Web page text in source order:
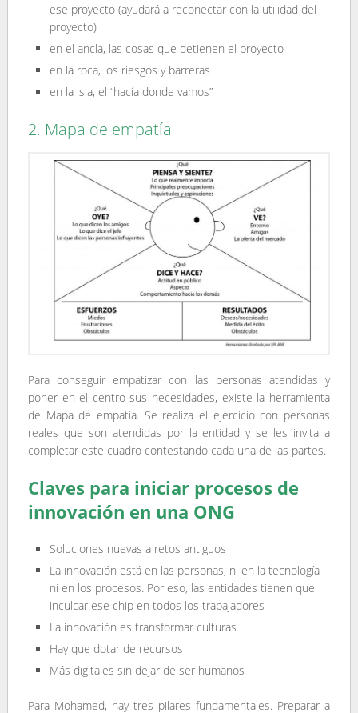
ese proyecto (ayudará a reconectar con la utilidad del
proyecto)
en el ancla, las cosas que detienen el proyecto
en la roca, los riesgos y barreras
en la isla, el “hacía donde vamos”
2. Mapa de empatía
Para conseguir empatizar con las personas atendidas y
poner en el centro sus necesidades, existe la herramienta
de Mapa de empatía. Se realiza el ejercicio con personas
reales que son atendidas por la entidad y se les invita a
completar este cuadro contestando cada una de las partes.
Claves para iniciar procesos de
innovación en una ONG
Soluciones nuevas a retos antiguos
La innovación está en las personas, ni en la tecnología
ni en los procesos. Por eso, las entidades tienen que
inculcar ese chip en todos los trabajadores
La innovación es transformar culturas
Hay que dotar de recursos
Más digitales sin dejar de ser humanos
Para Mohamed, hay tres pilares fundamentales. Preparar a